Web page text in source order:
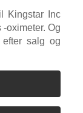
Kingstar Inc
oximeter. Og
salg og